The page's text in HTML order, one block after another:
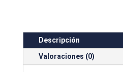
Descripción
Valoraciones (0)